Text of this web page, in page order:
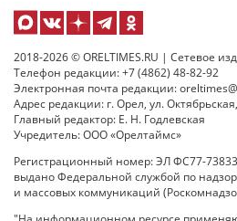
2018-2026 © ORELTIMES.RU | Сетевое
Телефон редакции: +7 (4862) 48-82-92
Электронная почта редакции:
Адрес редакции: г. Орел, ул.
Главный редактор: Е. Н. Годлевская
Учредитель: ООО «Орелтаймс»
Регистрационный номер: ЭЛ ФС77-73833
выдано Федеральной службой по
и массовых коммуникаций